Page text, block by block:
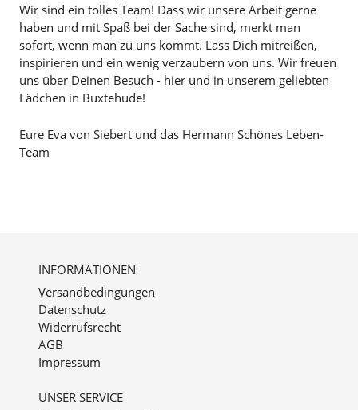
Wir sind ein tolles Team! Dass wir unsere Arbeit gerne
haben und mit Spaß bei der Sache sind, merkt man
sofort, wenn man zu uns kommt. Lass Dich mitreißen,
inspirieren und ein wenig verzaubern von uns. Wir freuen
uns über Deinen Besuch - hier und in unserem geliebten
Lädchen in Buxtehude!
Eure Eva von Siebert und das Hermann Schönes Leben-
Team
INFORMATIONEN
Versandbedingungen
Datenschutz
Widerrufsrecht
AGB
Impressum
UNSER SERVICE